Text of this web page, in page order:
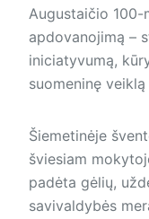
Augustaičio
apdovanojimą –
iniciatyvumą,
suomeninę
Šiemetinėje
šviesiam
padėta gėlių,
savivaldybės